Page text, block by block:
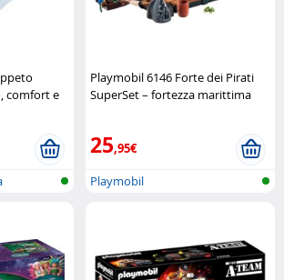
comfort e
Playmobil 6146 Forte dei Pirati
SuperSet – fortezza marittima
25,95€
Playmobil